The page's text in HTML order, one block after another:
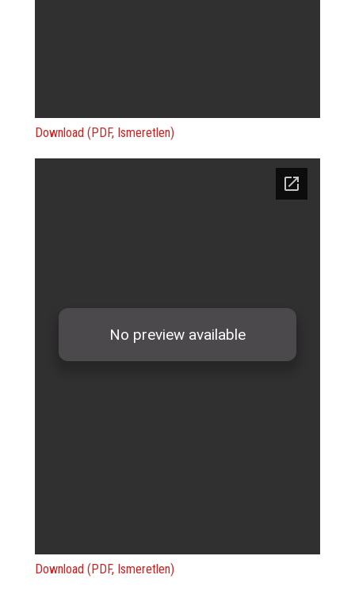
Download (PDF, Ismeretlen)
Download (PDF, Ismeretlen)